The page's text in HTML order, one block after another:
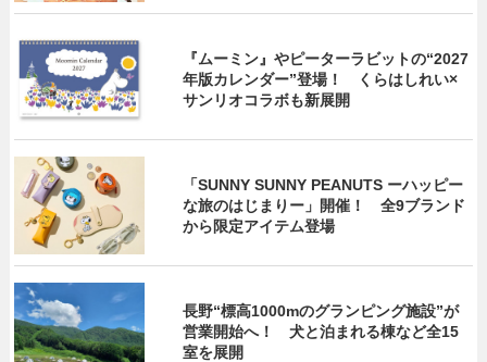
『ムーミン』やピーターラビットの“2027
年版カレンダー”登場！ くらはしれい×
サンリオコラボも新展開
「SUNNY SUNNY PEANUTS ーハッピー
な旅のはじまりー」開催！ 全9ブランド
から限定アイテム登場
長野“標高1000mのグランピング施設”が
営業開始へ！ 犬と泊まれる棟など全15
室を展開